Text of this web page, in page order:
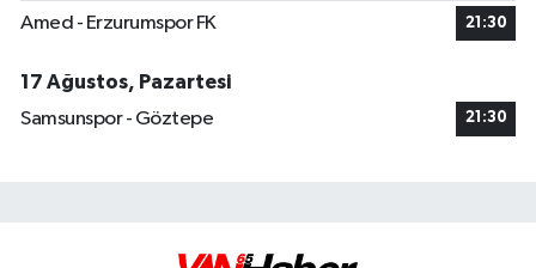
Amed - Erzurumspor FK 21:30
17 Ağustos, Pazartesi
Samsunspor - Göztepe
21:30